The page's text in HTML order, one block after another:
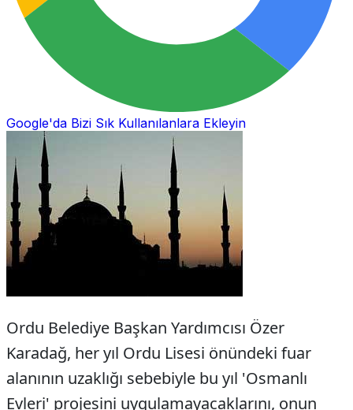
Google'da Bizi Sık Kullanılanlara Ekleyin
Ordu Belediye Başkan Yardımcısı Özer
Karadağ, her yıl Ordu Lisesi önündeki fuar
alanının uzaklığı sebebiyle bu yıl 'Osmanlı
Evleri' projesini uygulamayacaklarını, onun